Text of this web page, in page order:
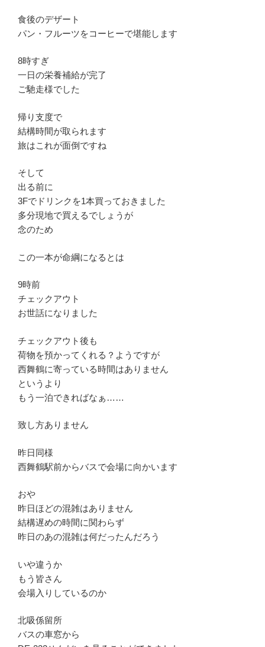
食後のデザート
パン・フルーツをコーヒーで堪能します
8時すぎ
一日の栄養補給が完了
ご馳走様でした
帰り支度で
結構時間が取られます
旅はこれが面倒ですね
そして
出る前に
3Fでドリンクを1本買っておきました
多分現地で買えるでしょうが
念のため
この一本が命綱になるとは
9時前
チェックアウト
お世話になりました
チェックアウト後も
荷物を預かってくれる？ようですが
西舞鶴に寄っている時間はありません
というより
もう一泊できればなぁ……
致し方ありません
昨日同様
西舞鶴駅前からバスで会場に向かいます
おや
昨日ほどの混雑はありません
結構遅めの時間に関わらず
昨日のあの混雑は何だったんだろう
いや違うか
もう皆さん
会場入りしているのか
北吸係留所
バスの車窓から